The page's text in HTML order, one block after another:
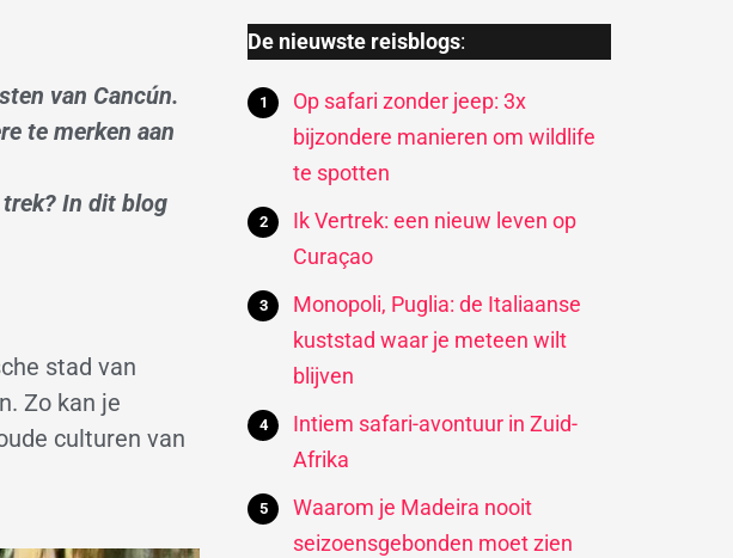
van Cancún.
te merken aan
In dit blog
stad van
Zo kan je
culturen van
De nieuwste reisblogs:
Op safari zonder jeep: 3x
bijzondere manieren om wildlife
te spotten
Ik Vertrek: een nieuw leven op
Curaçao
Monopoli, Puglia: de Italiaanse
kuststad waar je meteen wilt
blijven
Intiem safari-avontuur in Zuid-
Afrika
Waarom je Madeira nooit
seizoensgebonden moet zien